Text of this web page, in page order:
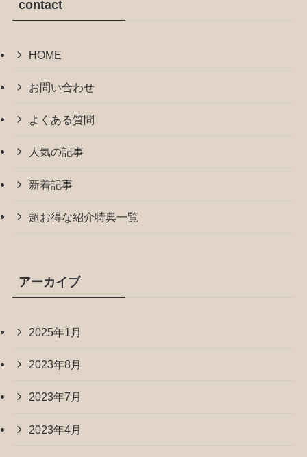
contact
HOME
お問い合わせ
よくある質問
人気の記事
新着記事
超お得な紹介特典一覧
アーカイブ
2025年1月
2023年8月
2023年7月
2023年4月